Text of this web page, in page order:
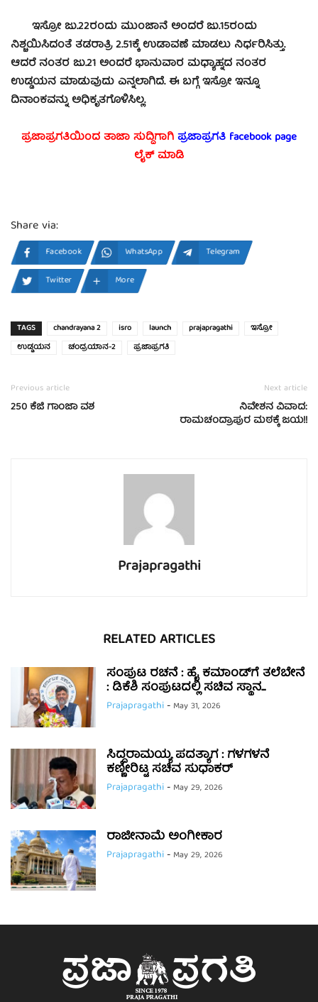
ಇಸ್ರೋ ಜು.22ರಂದು ಮುಂಜಾನೆ ಅಂದರೆ ಜು.15ರಂದು
ನಿಶ್ಚಯಿಸಿದಂತೆ ತಡರಾತ್ರಿ 2.51ಕ್ಕೆ ಉಡಾವಣೆ ಮಾಡಲು ನಿರ್ಧರಿಸಿತ್ತು.
ಆದರೆ ನಂತರ ಜು.21 ಅಂದರೆ ಭಾನುವಾರ ಮಧ್ಯಾಹ್ನದ ನಂತರ
ಉಡ್ಡಯನ ಮಾಡುವುದು ಎನ್ನಲಾಗಿದೆ. ಈ ಬಗ್ಗೆ ಇಸ್ರೋ ಇನ್ನೂ
ದಿನಾಂಕವನ್ನು ಅಧಿಕೃತಗೊಳಿಸಿಲ್ಲ.
ಪ್ರಜಾಪ್ರಗತಿಯಿಂದ ತಾಜಾ ಸುದ್ದಿಗಾಗಿಪ್ರಜಾಪ್ರಗತಿ facebookpage
ಲೈಕ್ ಮಾಡಿ
Share via:
Facebook WhatsApp
Telegram
Twitter
More
TAGS chandrayana 2 isro launch prajapragathi
ಇಸ್ರೋ
ಉಡ್ಡಯನ
ಚಂದ್ರಯಾನ-2 ಪ್ರಜಾಪ್ರಗತಿ
Previous article
250 ಕೆಜಿ ಗಾಂಜಾ ವಶ
Next article
ನಿವೇಶನ ವಿವಾದ:
ರಾಮಚಂದ್ರಾಪುರ ಮಠಕ್ಕೆ ಜಯ!!
Prajapragathi
RELATED ARTICLES
ಸಂಪುಟ ರಚನೆ : ಹೈ ಕಮಾಂಡ್‌ಗೆ ತಲೆಬೇನೆ
: ಡಿಕೆಶಿ ಸಂಪುಟದಲ್ಲಿ ಸಚಿವ ಸ್ಥಾನ...
Prajapragathi- May 31, 2026
ಸಿದ್ದರಾಮಯ್ಯ ಪದತ್ಯಾಗ : ಗಳಗಳನೆ
ಕಣ್ಣೀರಿಟ್ಟ ಸಚಿವ ಸುಧಾಕರ್
Prajapragathi- May 29, 2026
ರಾಜೀನಾಮೆ ಅಂಗೀಕಾರ
Prajapragathi- May 29, 2026